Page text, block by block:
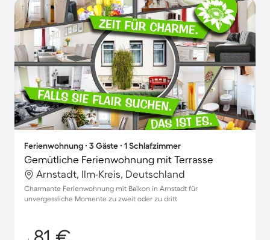
Ferienwohnung ∙ 3 Gäste ∙ 1 Schlafzimmer
Gemütliche Ferienwohnung mit Terrasse
Arnstadt, Ilm-Kreis, Deutschland
Charmante Ferienwohnung mit Balkon in Arnstadt für
unvergessliche Momente zu zweit oder zu dritt